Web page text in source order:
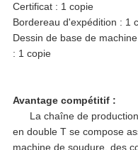
Certificat : 1 copie
Bordereau d'expédition : 1
Dessin de base de
: 1 copie
Avantage compétitif :
La chaîne de
en double T se compose
machine de soudure, des